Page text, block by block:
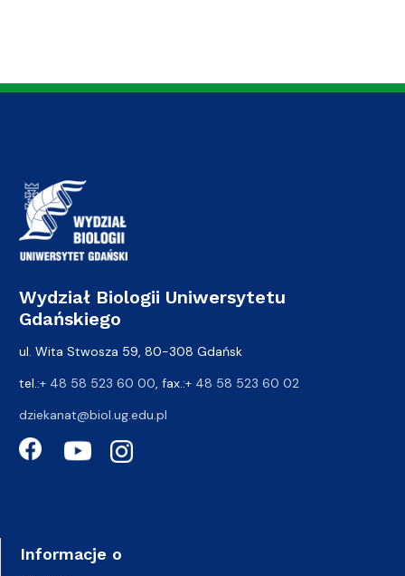
Wydział Biologii Uniwersytetu
Gdańskiego
ul. Wita Stwosza 59, 80-308 Gdańsk
tel.:+ 48 58 523 60 00, fax.:+ 48 58 523 60 02
dziekanat@biol.ug.edu.pl
Informacje o